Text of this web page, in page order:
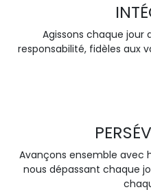
Agissons chaque
responsabilité, fidèles aux
Avançons ensemble avec
nous dépassant chaque